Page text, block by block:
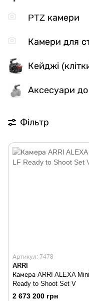
PTZ камери
Камери для
Кейджі
Аксесуари
Фільтр
Артикул: 7478
ARRI
Камера ARRI ALEXA
Ready to Shoot Set V
2 673 200 грн